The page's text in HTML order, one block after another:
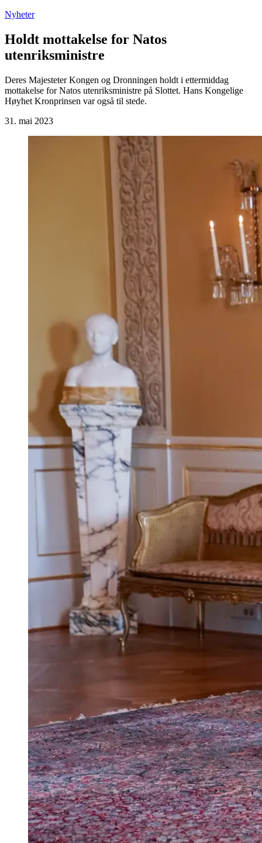
Nyheter
Holdt mottakelse for Natos
utenriksministre
Deres Majesteter Kongen og Dronningen holdt i ettermiddag
mottakelse for Natos utenriksministre på Slottet. Hans Kongelige
Høyhet Kronprinsen var også til stede.
31. mai 2023